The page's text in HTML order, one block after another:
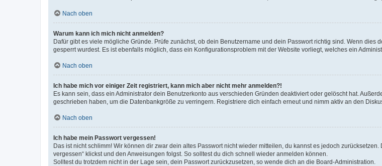
Nach oben
Warum kann ich mich nicht anmelden?
Dafür gibt es viele mögliche Gründe. Prüfe zunächst, ob dein Benutzername und dein Passwort richtig sind. Wenn
gesperrt wurdest. Es ist ebenfalls möglich, dass ein Konfigurationsproblem mit der Website vorliegt, welches ein
Nach oben
Ich habe mich vor einiger Zeit registriert, kann mich aber nicht mehr anmelden?!
Es kann sein, dass ein Administrator dein Benutzerkonto aus verschieden Gründen deaktiviert oder gelöscht hat.
geschrieben haben, um die Datenbankgröße zu verringern. Registriere dich einfach erneut und nimm aktiv an den
Nach oben
Ich habe mein Passwort vergessen!
Das ist nicht schlimm! Wir können dir zwar dein altes Passwort nicht wieder mitteilen, du kannst es jedoch
vergessen“ klickst und den Anweisungen folgst. So solltest du dich schnell wieder anmelden können.
Solltest du trotzdem nicht in der Lage sein, dein Passwort zurückzusetzen, so wende dich an die Board-Administration.